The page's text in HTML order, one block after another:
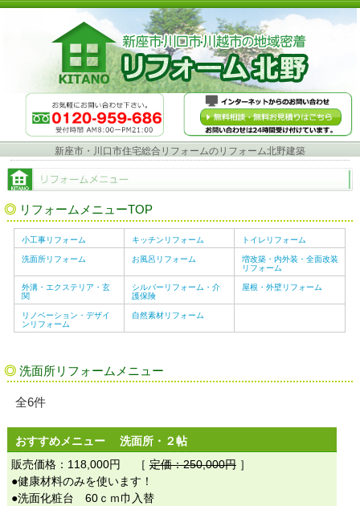
新座市・川口市住宅総合リフォームのリフォーム北野建築
リフォームメニューTOP
小工事リフォーム キッチンリフォーム トイレリフォーム
洗面所リフォーム お風呂リフォーム
増改築・内外装・全面改装
リフォーム
外溝・エクステリア・玄
関
シルバーリフォーム・介
護保険
屋根・外壁リフォーム
リノベーション・デザイ
ンリフォーム
自然素材リフォーム
洗面所リフォームメニュー
全6件
おすすめメニュー 洗面所・２帖
販売価格：118,000円 ［定価：250,000円］
●健康材料のみを使います！
●洗面化粧台 60ｃｍ巾入替